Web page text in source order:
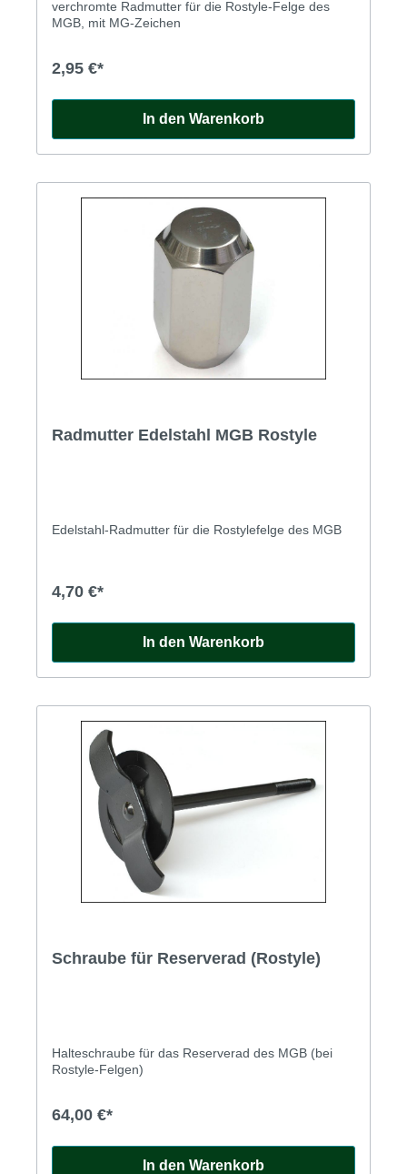
verchromte Radmutter für die Rostyle-Felge des
MGB, mit MG-Zeichen
2,95 €*
In den Warenkorb
Radmutter Edelstahl MGB Rostyle
Edelstahl-Radmutter für die Rostylefelge des MGB
4,70 €*
In den Warenkorb
Schraube für Reserverad (Rostyle)
Halteschraube für das Reserverad des MGB (bei
Rostyle-Felgen)
64,00 €*
In den Warenkorb